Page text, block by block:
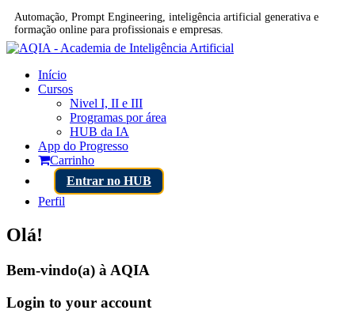
Automação, Prompt Engineering, inteligência artificial generativa e
formação online para profissionais e empresas.
Início
Cursos
Nivel I, II e III
Programas por área
HUB da IA
App do Progresso
Carrinho
Entrar no HUB
Perfil
Olá!
Bem-vindo(a) à AQIA
Login to your account